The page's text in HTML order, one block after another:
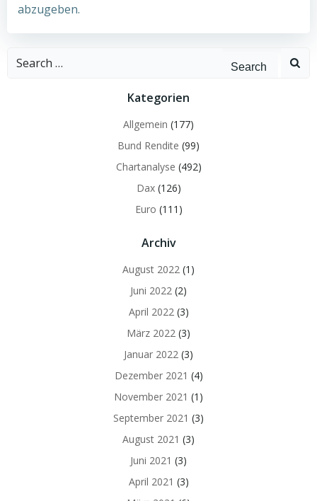
abzugeben.
Search
Kategorien
Allgemein (177)
Bund Rendite (99)
Chartanalyse (492)
Dax(126)
Euro (111)
Archiv
August 2022 (1)
Juni 2022 (2)
April 2022 (3)
März 2022 (3)
Januar 2022 (3)
Dezember 2021 (4)
November 2021 (1)
September 2021 (3)
August 2021 (3)
Juni 2021 (3)
April 2021 (3)